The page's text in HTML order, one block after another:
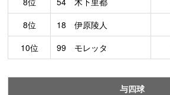
8位
18 伊原陵人
10位
99 モレッタ
与四球